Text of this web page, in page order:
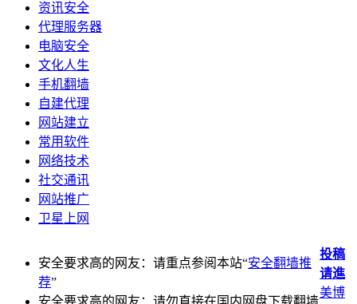
资讯安全
代理服务器
电脑安全
文化人生
手机翻墙
自建代理
网站建立
常用软件
网络技术
社交通讯
网站推广
卫星上网
安全要求高的网友：请重点参阅本站“安全翻墙推
荐”
安全要求高的网友：请勿直接在国内网盘下载翻墙
投稿
请進
美博